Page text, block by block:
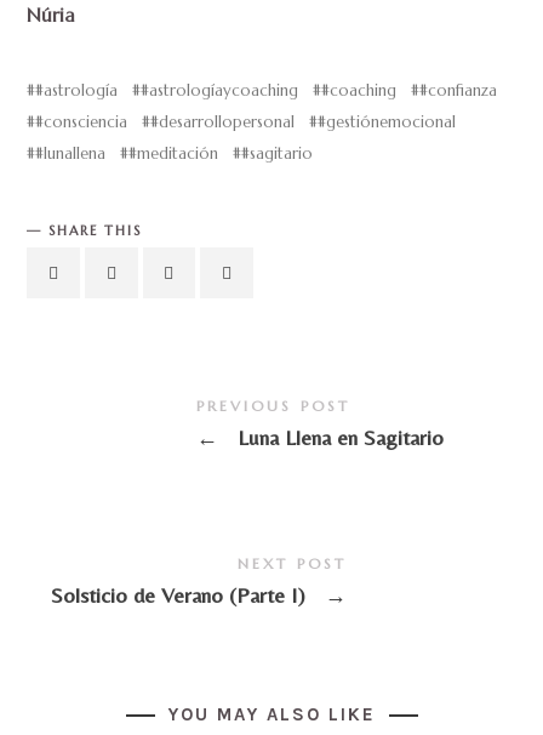
Núria
#astrología #astrologíaycoaching #coaching
#confianza
#consciencia
#desarrollopersonal
#gestiónemocional
#lunallena
#meditación #sagitario
SHARE THIS
PREVIOUS POST
← Luna Llena en Sagitario
NEXT POST
Solsticio de Verano (Parte I) →
YOU MAY ALSO LIKE